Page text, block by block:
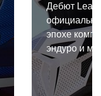
Дебют Leatt
эпохе
эндуро и
Cardo и